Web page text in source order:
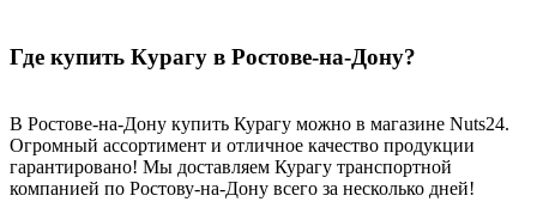
Где купить Курагу в Ростове-на-Дону?
В Ростове-на-Дону купить Курагу можно в магазине Nuts24.
Огромный ассортимент и отличное качество продукции
гарантировано! Мы доставляем Курагу транспортной
компанией по Ростову-на-Дону всего за несколько дней!